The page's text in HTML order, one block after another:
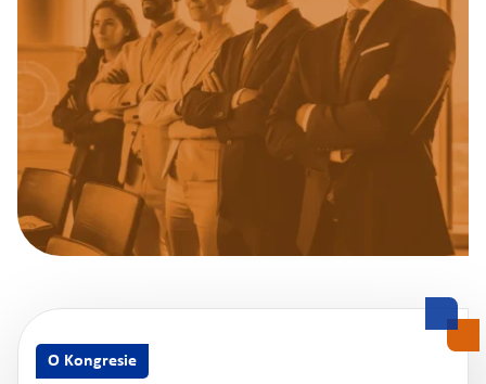
O Kongresie